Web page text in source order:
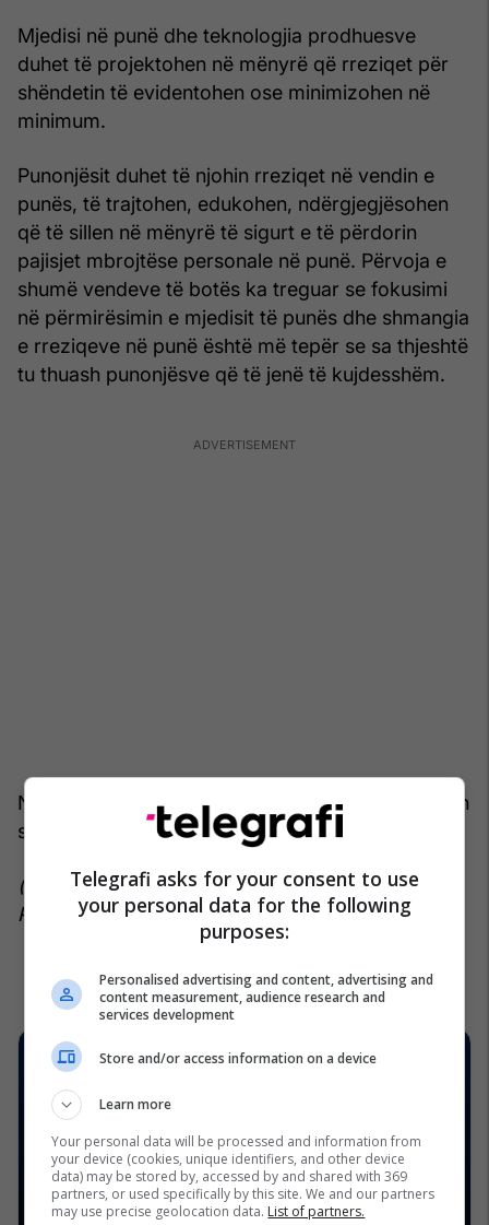
Mjedisi në punë dhe teknologjia prodhuesve
duhet të projektohen në mënyrë që rreziqet për
shëndetin të evidentohen ose minimizohen në
minimum.
Punonjësit duhet të njohin rreziqet në vendin e
punës, të trajtohen, edukohen, ndërgjegjësohen
që të sillen në mënyrë të sigurt e të përdorin
pajisjet mbrojtëse personale në punë. Përvoja e
shumë vendeve të botës ka treguar se fokusimi
në përmirësimin e mjedisit të punës dhe shmangia
e rreziqeve në punë është më tepër se sa thjeshtë
tu thuash punonjësve që të jenë të kujdesshëm.
Një mjedis pune i shëndetshëm dhe i sigurt mbron
shëndetin dhe jetën tuaj!
(Informacione të marra nga Instituti i Shëndetit
Publik)
Telegrafi asks for your consent to use
your personal data for the following
purposes:
Personalised advertising and content, advertising and
content measurement, audience research and
services development
Store and/or access information on a device
Learn more
Your personal data will be processed and information from
your device (cookies, unique identifiers, and other device
data) may be stored by, accessed by and shared with 369
partners, or used specifically by this site. We and our partners
may use precise geolocation data. List of partners.